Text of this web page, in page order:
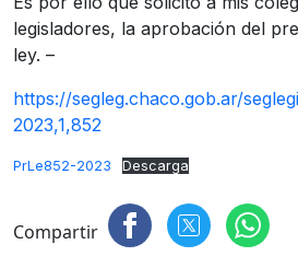
legisladores, la aprobación del
ley. –
https://segleg.chaco.gob.ar/
2023,1,852
PrLe852-2023 Descarga
Compartir